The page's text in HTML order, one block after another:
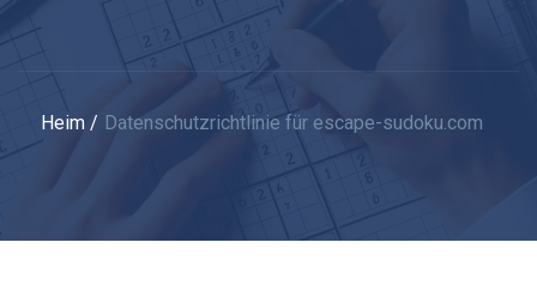
Heim Datenschutzrichtlinie für escape-sudoku.com